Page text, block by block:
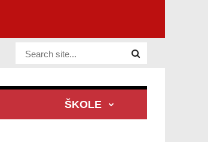
Website Site
ŠKOLE